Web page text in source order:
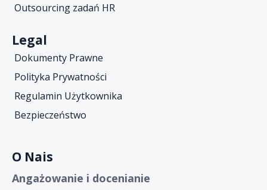
Outsourcing zadań HR
Legal
Dokumenty Prawne
Polityka Prywatności
Regulamin Użytkownika
Bezpieczeństwo
O Nais
Angażowanie i docenianie